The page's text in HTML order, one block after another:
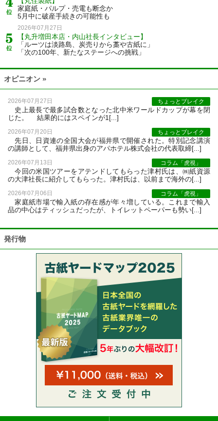
家庭紙・パルプ・売電も断念か
5月中に破産手続きの可能性も
2026年07月27日
【丸升増田本店・内山社長インタビュー】
「ルーツは淡路島、炭売りから藁や古紙に」
「次の100年、新たなステージへの挑戦」
オピニオン »
2026年07月27日 ちょっとブレイク
史上最長で最多試合数となった北中米ワールドカップが幕を閉
じた。 結果的にはスペインが1[...]
2026年07月20日 ちょっとブレイク
先日、日資連の全国大会が福井県で開催された。特別記念講演
の講師として、福井県出身のアパホテル株式会社の代表取締[...]
2026年07月13日 コラム「虎視」
今回の米国ツアーをアテンドしてもらった津村氏は、㈱紙資源
の大津社長に紹介してもらった。津村氏は、以前まで海外の[...]
2026年07月06日 コラム「虎視」
家庭紙市場で輸入紙の存在感が年々増している。これまで輸入
品の中心はティッシュだったが、トイレットペーパーも勢い[...]
発行物